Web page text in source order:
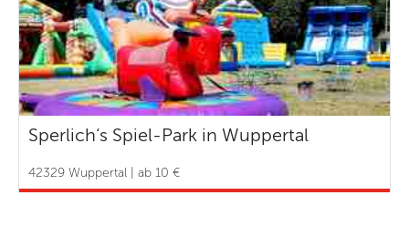
Sperlich‘s Spiel-Park in Wuppertal
42329 Wuppertal | ab 10 €